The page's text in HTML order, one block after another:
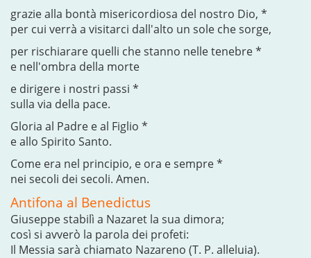
grazie alla bontà misericordiosa del nostro Dio, *
per cui verrà a visitarci dall'alto un sole che sorge,
per rischiarare quelli che stanno nelle tenebre *
e nell'ombra della morte
e dirigere i nostri passi *
sulla via della pace.
Gloria al Padre e al Figlio *
e allo Spirito Santo.
Come era nel principio, e ora e sempre *
nei secoli dei secoli. Amen.
Antifona al Benedictus
Giuseppe stabilì a Nazaret la sua dimora;
così si avverò la parola dei profeti:
Il Messia sarà chiamato Nazareno (T. P. alleluia).